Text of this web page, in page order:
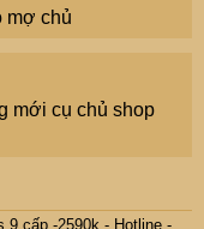
mợ chủ
mới cụ chủ shop
9 cấp -2590k - Hotline -